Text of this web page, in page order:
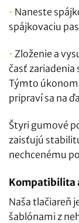
• Naneste
spájkovaciu
• Zloženie a
časť zariadenia
Týmto úkonom
pripraví sa na
Štyri gumové
zaisťujú
nechcenému
Kompatibilita
Naša tlačiareň
šablónami z